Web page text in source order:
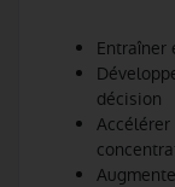
Entraîner
décision